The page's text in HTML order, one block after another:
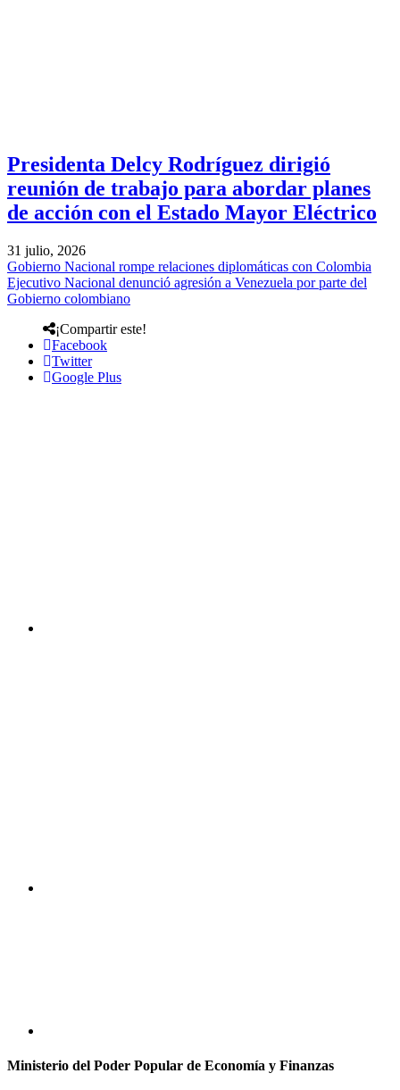
Presidenta Delcy Rodríguez dirigió
reunión de trabajo para abordar planes
de acción con el Estado Mayor Eléctrico
31 julio, 2026
Gobierno Nacional rompe relaciones diplomáticas con Colombia
Ejecutivo Nacional denunció agresión a Venezuela por parte del
Gobierno colombiano
¡Compartir este!
Facebook
Twitter
Google Plus
Ministerio del Poder Popular de Economía y Finanzas